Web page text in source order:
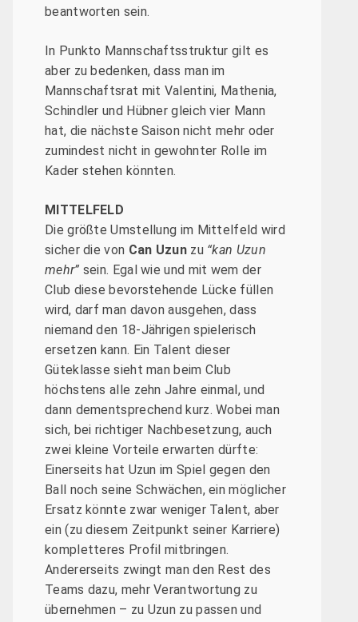
beantworten sein.
In Punkto Mannschaftsstruktur gilt es
aber zu bedenken, dass man im
Mannschaftsrat mit Valentini, Mathenia,
Schindler und Hübner gleich vier Mann
hat, die nächste Saison nicht mehr oder
zumindest nicht in gewohnter Rolle im
Kader stehen könnten.
MITTELFELD
Die größte Umstellung im Mittelfeld wird
sicher die von Can Uzunzu “kan Uzun
mehr” sein. Egal wie und mit wem der
Club diese bevorstehende Lücke füllen
wird, darf man davon ausgehen, dass
niemand den 18-Jährigen spielerisch
ersetzen kann. Ein Talent dieser
Güteklasse sieht man beim Club
höchstens alle zehn Jahre einmal, und
dann dementsprechend kurz. Wobei man
sich, bei richtiger Nachbesetzung, auch
zwei kleine Vorteile erwarten dürfte:
Einerseits hat Uzun im Spiel gegen den
Ball noch seine Schwächen, ein möglicher
Ersatz könnte zwar weniger Talent, aber
ein (zu diesem Zeitpunkt seiner Karriere)
kompletteres Profil mitbringen.
Andererseits zwingt man den Rest des
Teams dazu, mehr Verantwortung zu
übernehmen – zu Uzun zu passen und